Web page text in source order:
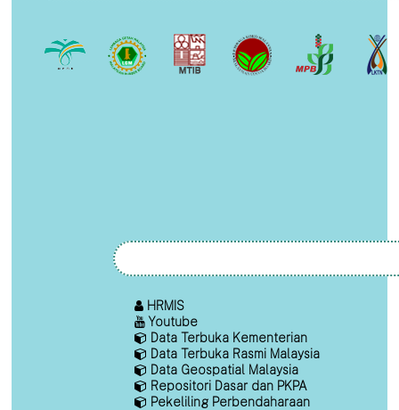
HRMIS
Youtube
Data Terbuka Kementerian
Data Terbuka Rasmi Malaysia
Data Geospatial Malaysia
Repositori Dasar dan PKPA
Pekeliling Perbendaharaan